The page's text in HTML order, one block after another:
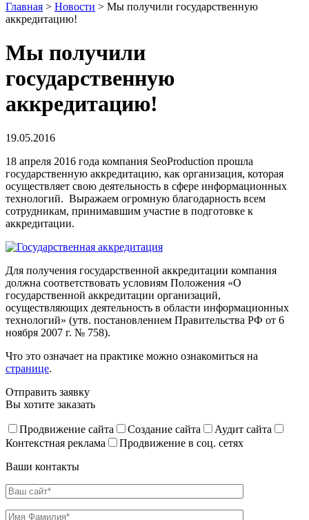
Главная > Новости > Мы получили государственную
аккредитацию!
Мы получили
государственную
аккредитацию!
19.05.2016
18 апреля 2016 года компания SeoProduction прошла
государственную аккредитацию, как организация, которая
осуществляет свою деятельность в сфере информационных
технологий. Выражаем огромную благодарность всем
сотрудникам, принимавшим участие в подготовке к
аккредитации.
Для получения государственной аккредитации компания
должна соответствовать условиям Положения «О
государственной аккредитации организаций,
осуществляющих деятельность в области информационных
технологий» (утв. постановлением Правительства РФ от 6
ноября 2007 г. № 758).
Что это означает на практике можно ознакомиться на
странице.
Отправить заявку
Вы хотите заказать
Продвижение сайта Создание сайта
Аудит сайта
Контекстная реклама
Продвижение в соц. сетях
Ваши контакты